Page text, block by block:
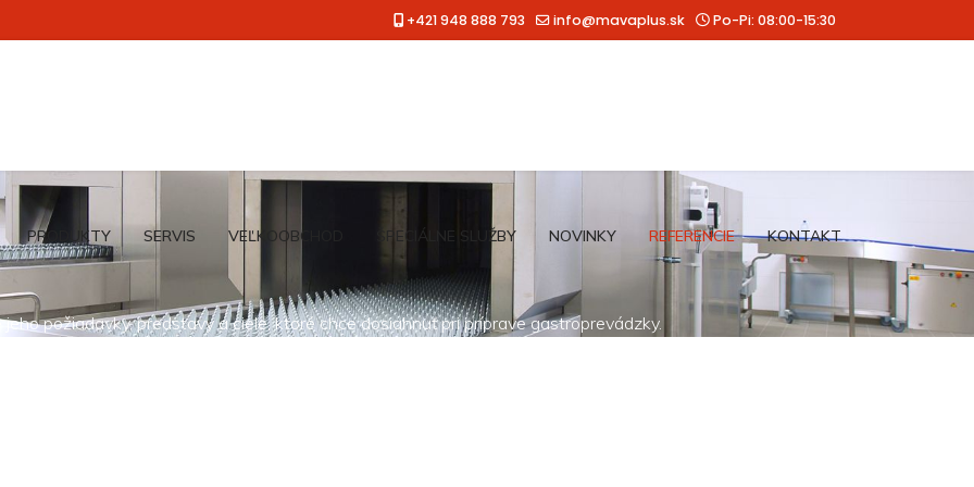
+421 948 888 793 info@mavaplus.sk Po-Pi: 08:00-15:30
PRODUKTY SERVIS VEĽKOOBCHOD ŠPECIÁLNE SLUŽBY NOVINKY REFERENCIE KONTAKT
požiadavky, predstavy a ciele, ktoré chce dosiahnuť pri príprave gastroprevádzky.